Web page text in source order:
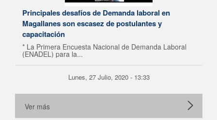
Principales desafíos de Demanda laboral en
Magallanes son escasez de postulantes y
capacitación
* La Primera Encuesta Nacional de Demanda Laboral
(ENADEL) para la...
Lunes, 27 Julio, 2020 - 13:33
Ver más